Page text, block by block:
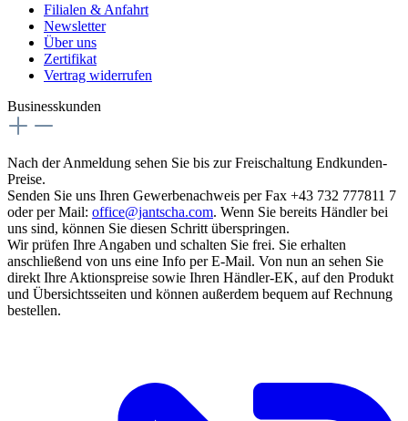
Filialen & Anfahrt
Newsletter
Über uns
Zertifikat
Vertrag widerrufen
Businesskunden
Nach der Anmeldung sehen Sie bis zur Freischaltung Endkunden-
Preise.
Senden Sie uns Ihren Gewerbenachweis per Fax +43 732 777811 7
oder per Mail: office@jantscha.com. Wenn Sie bereits Händler bei
uns sind, können Sie diesen Schritt überspringen.
Wir prüfen Ihre Angaben und schalten Sie frei. Sie erhalten
anschließend von uns eine Info per E-Mail. Von nun an sehen Sie
direkt Ihre Aktionspreise sowie Ihren Händler-EK, auf den Produkt
und Übersichtsseiten und können außerdem bequem auf Rechnung
bestellen.